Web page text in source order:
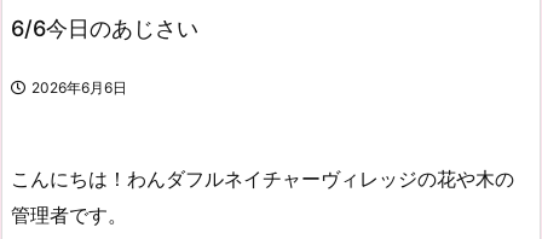
6/6今日のあじさい
2026年6月6日
こんにちは！わんダフルネイチャーヴィレッジの花や木の
管理者です。